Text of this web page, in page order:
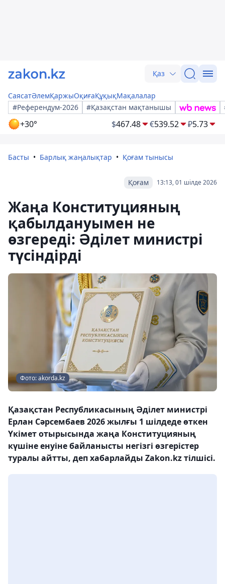
Қаз
СаясатӘлемҚаржыОқиғаҚұқықМақалалар
#Референдум-2026
#Қазақстан мақтанышы
+30° $467.48 €539.52 ₽5.73
Басты Барлық жаңалықтар Қоғам тынысы
13:13, 01 шілде 2026
Қоғам
Жаңа Конституцияның
қабылдануымен не
өзгереді: Әділет министрі
түсіндірді
Фото: akorda.kz
Қазақстан Республикасының Әділет министрі
Ерлан Сәрсембаев 2026 жылғы 1 шілдеде өткен
Үкімет отырысында жаңа Конституцияның
күшіне енуіне байланысты негізгі өзгерістер
туралы айтты, деп хабарлайды Zakon.kz тілшісі.